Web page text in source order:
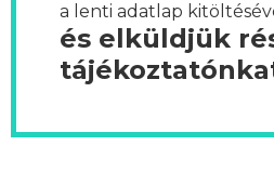
a lenti adatlap
és elküldjük